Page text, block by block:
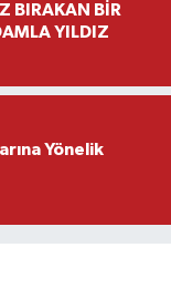
BIRAKAN BİR
YILDIZ
Yönelik